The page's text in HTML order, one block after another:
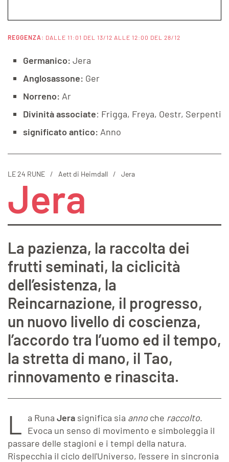
REGGENZA: DALLE 11:01 DEL 13/12 ALLE 12:00 DEL 28/12
Germanico: Jera
Anglosassone: Ger
Norreno: Ar
Divinità associate: Frigga, Freya, Oestr, Serpenti
significato antico: Anno
LE 24 RUNE Aett di Heimdall Jera
Jera
La pazienza, la raccolta dei
frutti seminati, la ciclicità
dell’esistenza, la
Reincarnazione, il progresso,
un nuovo livello di coscienza,
l’accordo tra l’uomo ed il tempo,
la stretta di mano, il Tao,
rinnovamento e rinascita.
L a Runa Jera significa sia anno che raccolto.
Evoca un senso di movimento e simboleggia il
passare delle stagioni e i tempi della natura.
Rispecchia il ciclo dell'Universo, l'essere in sincronia